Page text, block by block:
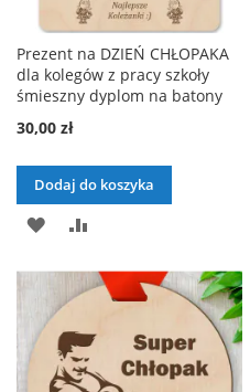
Prezent na DZIEŃ CHŁOPAKA
dla kolegów z pracy szkoły
śmieszny dyplom na batony
30,00 zł
Dodaj do koszyka
DODAJ
LISTY
ŻYCZEŃ